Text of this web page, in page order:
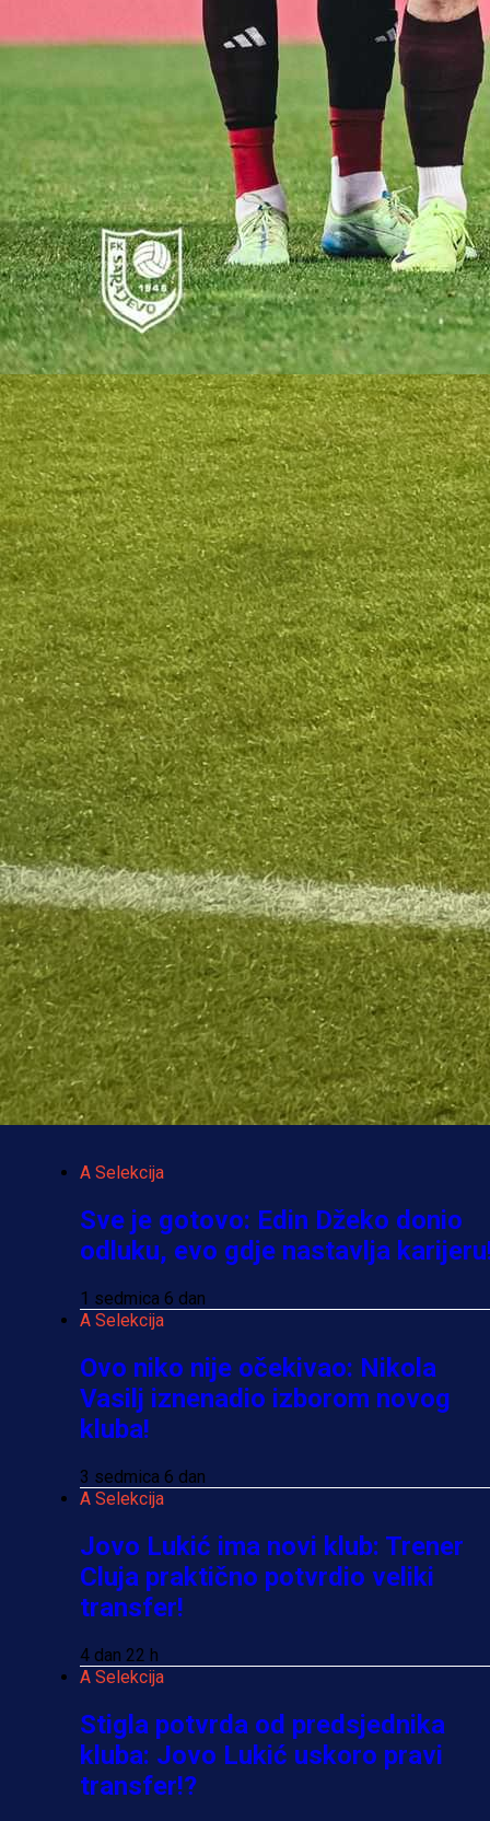
Milan Tegeltija nedavno je podnio ostavku na
predsjednika FK Borac iz Banja Luke.
Danas je Tegeltija otkrio ime novog predsjenika
radi se o Goran Lukić, dosadašnji član Upravnog
“Imenovanjem Gorana Lukića za novog
Borca nastavit će se kontinuitet rasta kluba.
Njegov doprinos kao člana uprave bio je
siguran sam da će, moj prijatelj prije svega, kao
predsjednik ostvariti sve ciljeve koje smo
zacrtali”, napisao je Tegeltija.
#Milan Tegeltija#FK Borac Banja Luka
Najčitanije Najnovije
A Selekcija
Sve je gotovo: Edin Džeko donio
odluku, evo gdje nastavlja
1 sedmica 6 dan
A Selekcija
Ovo niko nije očekivao: Nikola
Vasilj iznenadio izborom novog
kluba!
3 sedmica 6 dan
A Selekcija
Jovo Lukić ima novi klub: Trener
Cluja praktično potvrdio veliki
transfer!
4 dan 22 h
A Selekcija
Stigla potvrda od predsjednika
kluba: Jovo Lukić uskoro pravi
transfer!?